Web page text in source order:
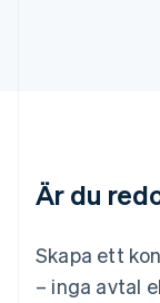
Är du
Skapa ett
– inga avtal
Malaysia
English
Mexiko